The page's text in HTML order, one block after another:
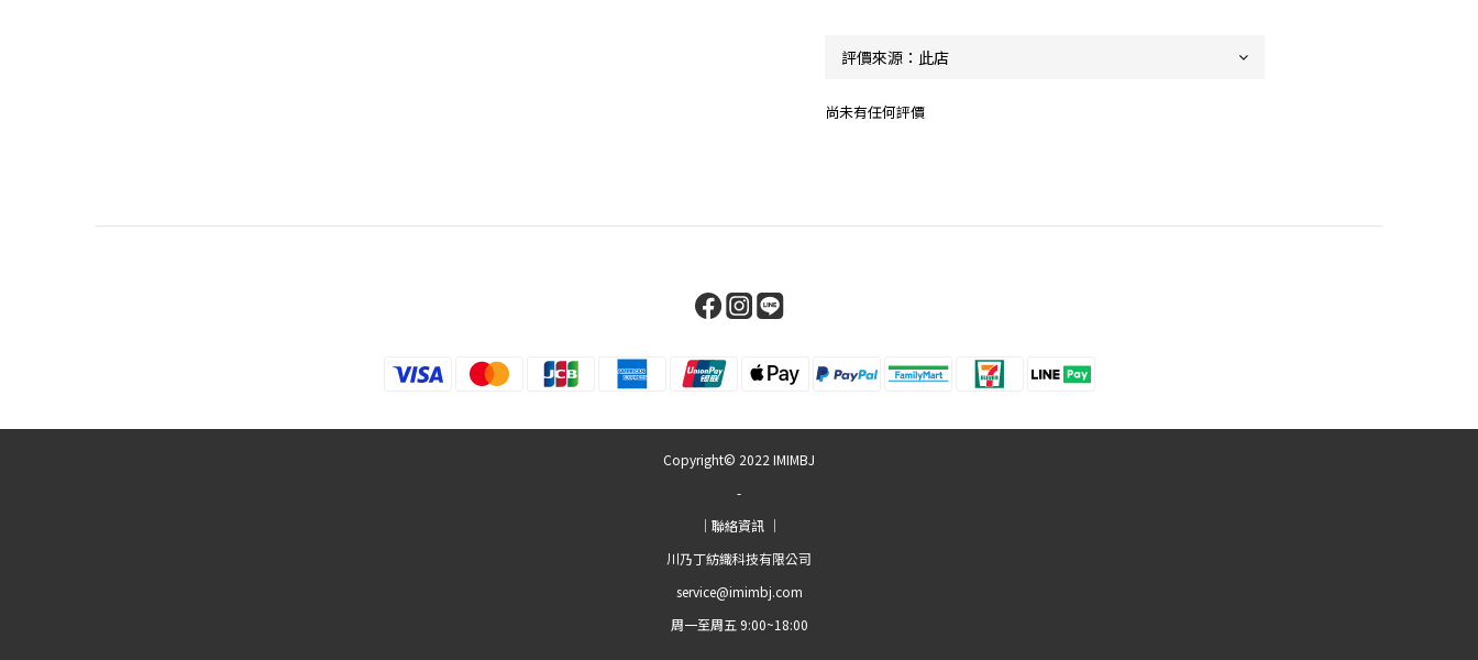
尚未有任何評價
Copyright© 2022 IMIMBJ
-
｜聯絡資訊 ｜
川乃丁紡織科技有限公司
service@imimbj.com
周一至周五 9:00~18:00